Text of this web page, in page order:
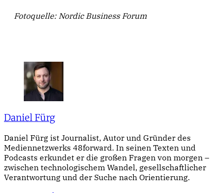
Fotoquelle: Nordic Business Forum
Daniel Fürg
Daniel Fürg ist Journalist, Autor und Gründer des
Mediennetzwerks 48forward. In seinen Texten und
Podcasts erkundet er die großen Fragen von morgen –
zwischen technologischem Wandel, gesellschaftlicher
Verantwortung und der Suche nach Orientierung.